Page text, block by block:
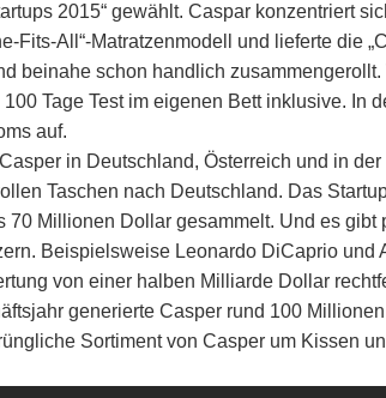
2015“ gewählt. Caspar konzentriert
Fits-All“-Matratzenmodell und lieferte die
beinahe schon handlich zusammengerollt.
Tage Test im eigenen Bett inklusive. In
auf.
in Deutschland, Österreich und in
Taschen nach Deutschland. Das
70 Millionen Dollar gesammelt. Und es gibt
Beispielsweise Leonardo DiCaprio und
von einer halben Milliarde Dollar
generierte Casper rund 100
Sortiment von Casper um Kissen